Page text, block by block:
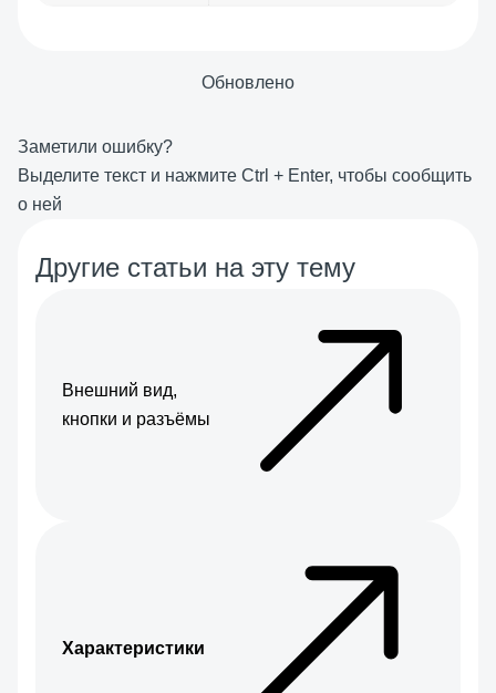
Обновлено
Заметили ошибку?
Выделите текст и нажмите Ctrl + Enter, чтобы сообщить
о ней
Другие статьи на эту тему
Внешний вид,
кнопки и разъёмы
Характеристики